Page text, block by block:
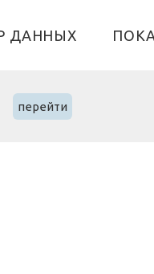
ДАННЫХ
перейти